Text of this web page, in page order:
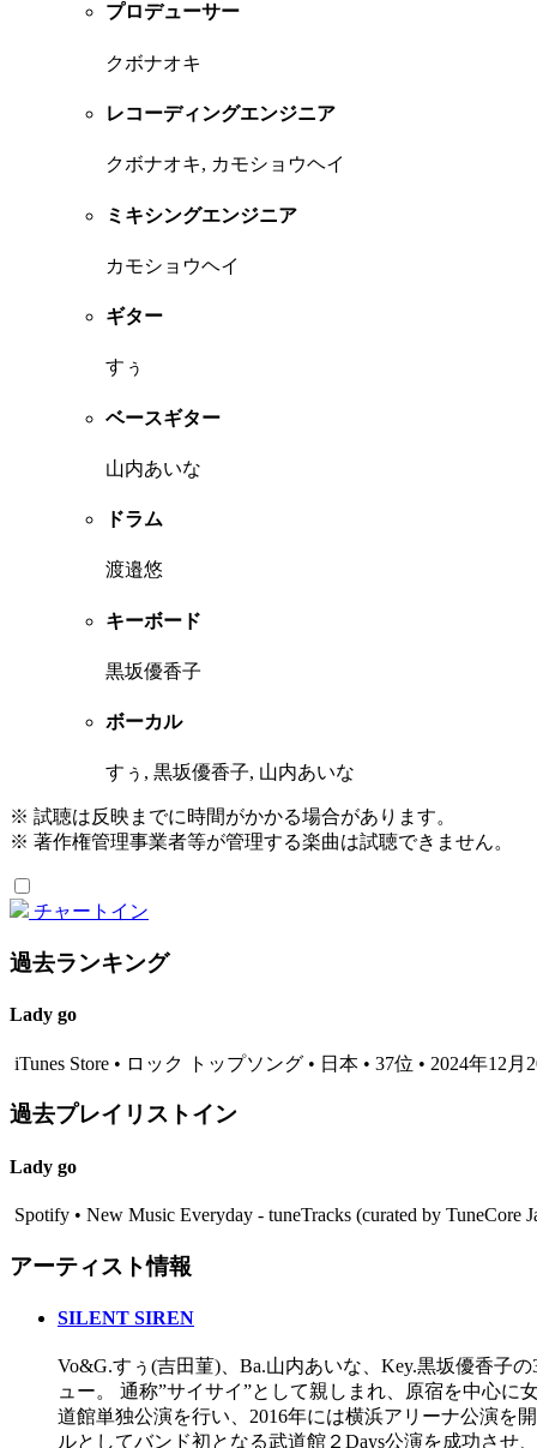
プロデューサー
クボナオキ
レコーディングエンジニア
クボナオキ, カモショウヘイ
ミキシングエンジニア
カモショウヘイ
ギター
すぅ
ベースギター
山内あいな
ドラム
渡邉悠
キーボード
黒坂優香子
ボーカル
すぅ, 黒坂優香子, 山内あいな
※ 試聴は反映までに時間がかかる場合があります。
※ 著作権管理事業者等が管理する楽曲は試聴できません。
チャートイン
過去ランキング
Lady go
iTunes Store • ロック トップソング • 日本 • 37位 • 2024年12月
過去プレイリストイン
Lady go
Spotify • New Music Everyday - tuneTracks (curated by TuneCore
アーティスト情報
SILENT SIREN
Vo&G.すぅ(吉田菫)、Ba.山内あいな、Key.黒坂優香子
ュー。 通称”サイサイ”として親しまれ、原宿を中心
道館単独公演を行い、2016年には横浜アリーナ公演を
ルとしてバンド初となる武道館２Days公演を成功させ